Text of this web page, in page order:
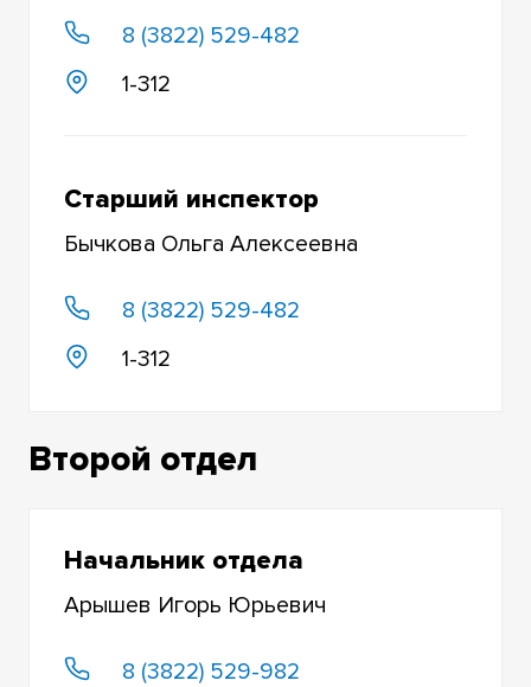
8 (3822) 529-482
1-312
Старший инспектор
Бычкова Ольга Алексеевна
8 (3822) 529-482
1-312
Второй отдел
Начальник отдела
Арышев Игорь Юрьевич
8 (3822) 529-982